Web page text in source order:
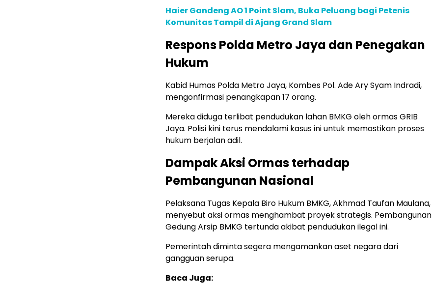
Haier Gandeng AO 1 Point Slam, Buka Peluang bagi Petenis
Komunitas Tampil di Ajang Grand Slam
Respons Polda Metro Jaya dan Penegakan
Hukum
Kabid Humas Polda Metro Jaya, Kombes Pol. Ade Ary Syam Indradi,
mengonfirmasi penangkapan 17 orang.
Mereka diduga terlibat pendudukan lahan BMKG oleh ormas GRIB
Jaya. Polisi kini terus mendalami kasus ini untuk memastikan proses
hukum berjalan adil.
Dampak Aksi Ormas terhadap
Pembangunan Nasional
Pelaksana Tugas Kepala Biro Hukum BMKG, Akhmad Taufan Maulana,
menyebut aksi ormas menghambat proyek strategis. Pembangunan
Gedung Arsip BMKG tertunda akibat pendudukan ilegal ini.
Pemerintah diminta segera mengamankan aset negara dari
gangguan serupa.
Baca Juga: